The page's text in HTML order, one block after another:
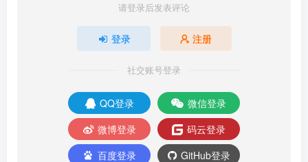
请登录后发表评论
登录 注册
社交账号登录
QQ登录
微信登录
微博登录
码云登录
百度登录
GitHub登录